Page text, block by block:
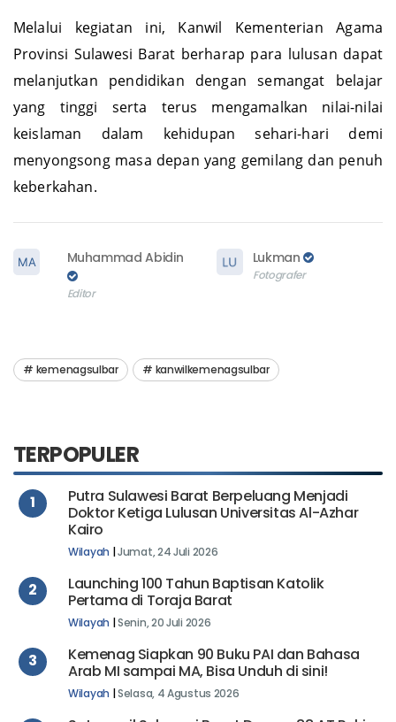
Melalui kegiatan ini, Kanwil Kementerian Agama
Provinsi Sulawesi Barat berharap para lulusan dapat
melanjutkan pendidikan dengan semangat belajar
yang tinggi serta terus mengamalkan nilai-nilai
keislaman dalam kehidupan sehari-hari demi
menyongsong masa depan yang gemilang dan penuh
Muhammad Abidin Lukman
TERPOPULER
1
Putra Sulawesi Barat Berpeluang Menjadi
Doktor Ketiga Lulusan Universitas Al-Azhar
Kairo
2
Launching 100 Tahun Baptisan Katolik
Pertama di Toraja Barat
3
Kemenag Siapkan 90 Buku PAI dan Bahasa
Arab MI sampai MA, Bisa Unduh di sini!